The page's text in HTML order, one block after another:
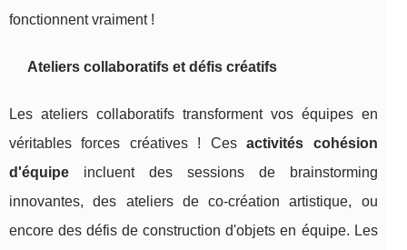
fonctionnent vraiment !
Ateliers collaboratifs et défis créatifs
Les ateliers collaboratifs transforment vos équipes en
véritables forces créatives ! Cesactivités cohésion
d'équipe incluent des sessions de brainstorming
innovantes, des ateliers de co-création artistique, ou
encore des défis de construction d'objets en équipe. Les